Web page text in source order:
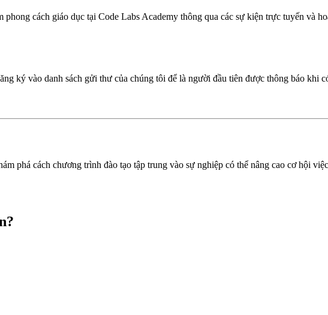
cách giáo dục tại Code Labs Academy thông qua các sự kiện trực tuyến và
ký vào danh sách gửi thư của chúng tôi để là người đầu tiên được thông báo khi
phá cách chương trình đào tạo tập trung vào sự nghiệp có thể nâng cao cơ hội